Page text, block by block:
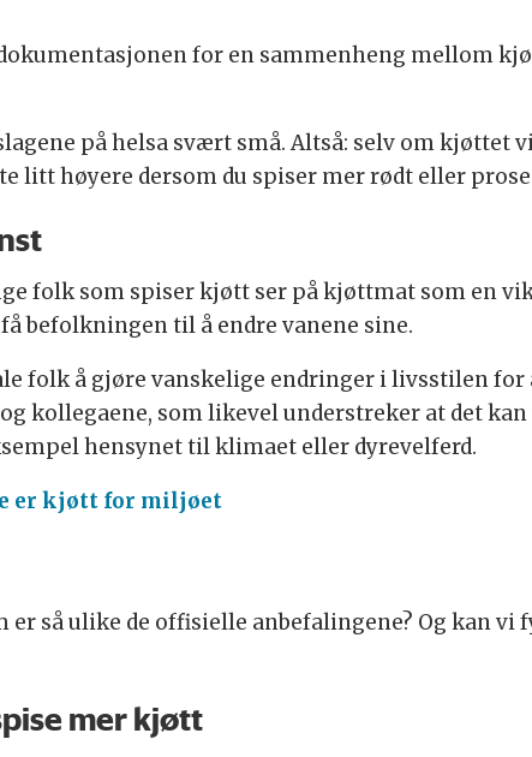
for en sammenheng mellom
på helsa svært små. Altså: selv om
litt høyere dersom du spiser mer rødt eller
folk som spiser kjøtt ser på kjøttmat som en
befolkningen til å endre vanene sine.
folk å gjøre vanskelige endringer i livsstilen
kollegaene, som likevel understreker at det
hensynet til klimaet eller dyrevelferd.
er kjøtt for miljøet
er så ulike de offisielle anbefalingene? Og kan
mer kjøtt